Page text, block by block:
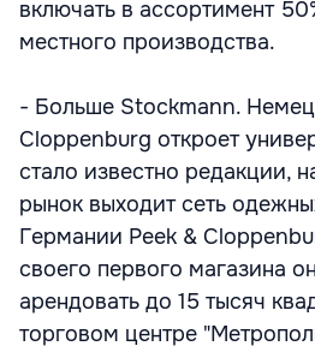
включать в ассортимент
местного производства.
- Больше Stockmann.
Сloppenburg откроет
стало известно редакции,
рынок выходит сеть
Германии Peek &
своего первого магазина
арендовать до 15 тысяч
торговом центре